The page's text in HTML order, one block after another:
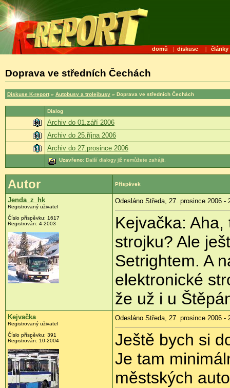
domů | diskuse | články
Doprava ve středních Čechách
Diskuse K-report » Autobusy a trolejbusy » Doprava ve středních Čechách
Dialog
Archiv do 01.září 2006
Archiv do 25.října 2006
Archiv do 27.prosince 2006
Uzavřeno: Další dialogy již nemůžete zahájit.
Autor Příspěvek
Jenda_z_hk
Registrovaný uživatel
Číslo příspěvku: 1617
Registrován: 4-2003
Odesláno Středa, 27. prosince 2006 -
Kejvačka:
strojku? Ale
Setrightem. A
elektronické
že už i u
Kejvačka
Registrovaný uživatel
Číslo příspěvku: 391
Registrován: 10-2004
Odesláno Středa, 27. prosince 2006 -
Ještě bych si
Je tam
městských